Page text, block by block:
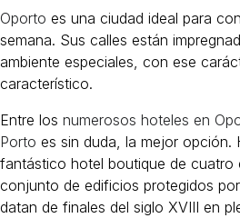
Oporto es una ciudad ideal para
semana. Sus calles están
ambiente especiales, con ese
característico.
Entre los numerosos hoteles en
Porto es sin duda, la mejor opción.
fantástico hotel boutique de cuatro
conjunto de edificios protegidos
datan de finales del siglo XVIII en